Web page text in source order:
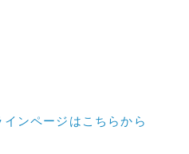
インページはこちらから